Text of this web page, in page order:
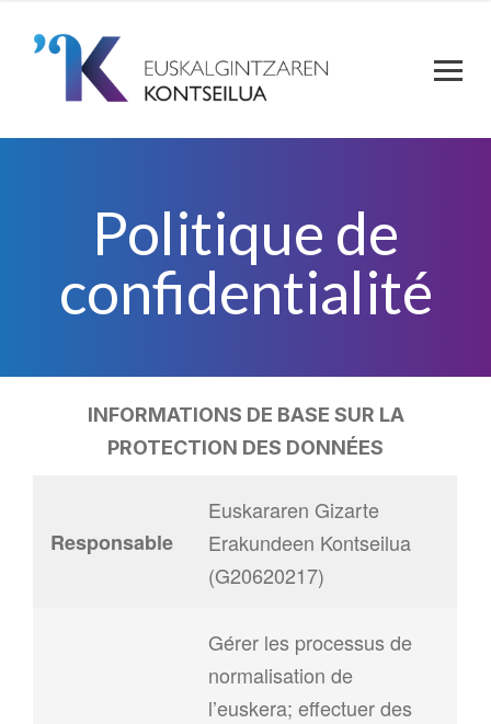
Politique de
confidentialité
INFORMATIONS DE BASE SUR LA
PROTECTION DES DONNÉES
Responsable
Euskararen Gizarte
Erakundeen Kontseilua
(G20620217)
Gérer les processus de
normalisation de
l’euskera; effectuer des